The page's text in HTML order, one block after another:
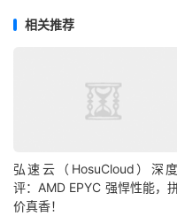
相关推荐
弘速云（HosuCloud）深
评：AMD EPYC 强悍性能，
价真香！